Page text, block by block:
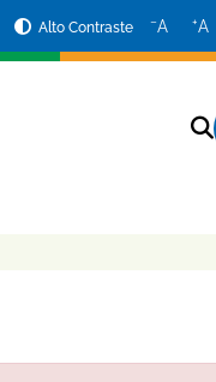
Alto Contraste −A +A